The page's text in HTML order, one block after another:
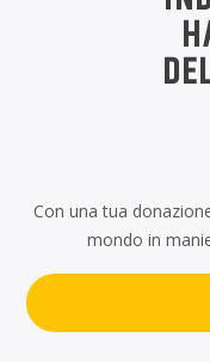
Con una tua
mondo in